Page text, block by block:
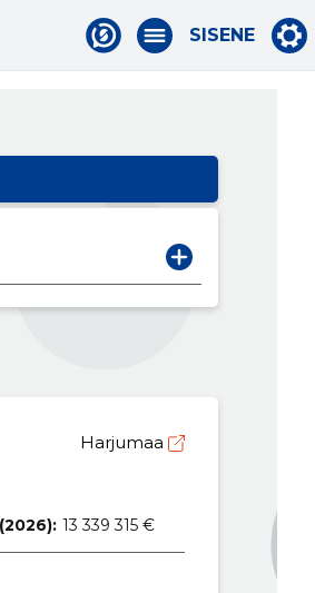
SISENE
Harjumaa
13 339 315 €